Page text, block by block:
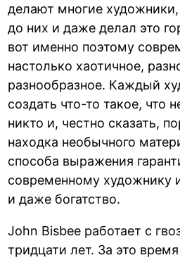
делают многие
до них и даже делал это
вот именно поэтому
настолько хаотичное,
разнообразное. Каждый
создать что-то такое, что
никто и, честно сказать,
находка необычного
способа выражения
современному художнику
и даже богатство.
John Bisbee работает с
тридцати лет. За это